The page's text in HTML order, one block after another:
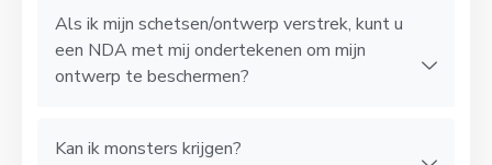
Als ik mijn schetsen/ontwerp verstrek, kunt u
een NDA met mij ondertekenen om mijn
ontwerp te beschermen?
Kan ik monsters krijgen?